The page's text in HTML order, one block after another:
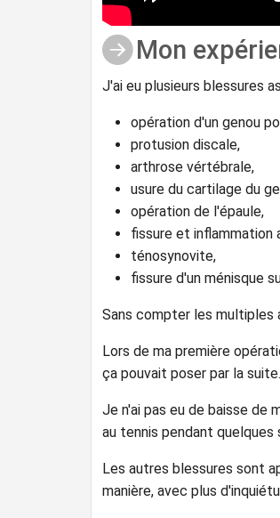
Mon
J'ai eu plusieurs blessures
opération d'un genou
protusion discale,
arthrose vértébrale,
usure du cartilage du
opération de l'épaule,
fissure et inflammation
ténosynovite,
fissure d'un ménisque
Sans compter les multiples
Lors de ma première
ça pouvait poser par la suite.
Je n'ai pas eu de baisse de
au tennis pendant quelques
Les autres blessures sont
manière, avec plus